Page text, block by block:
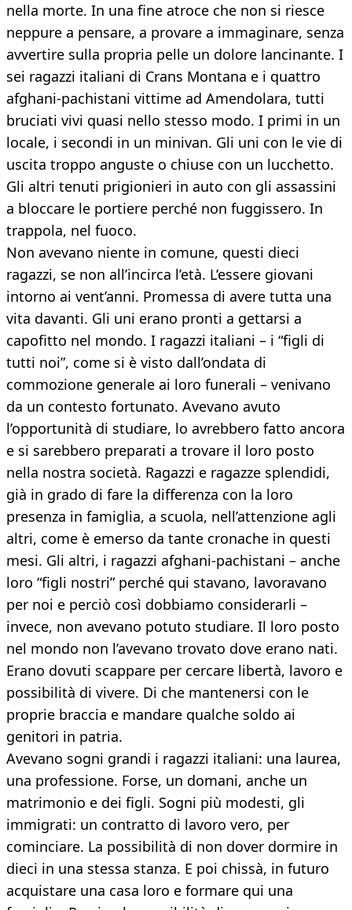
nella morte. In una fine atroce che non si riesce
neppure a pensare, a provare a immaginare, senza
avvertire sulla propria pelle un dolore lancinante. I
sei ragazzi italiani di Crans Montana e i quattro
afghani-pachistani vittime ad Amendolara, tutti
bruciati vivi quasi nello stesso modo. I primi in un
locale, i secondi in un minivan. Gli uni con le vie di
uscita troppo anguste o chiuse con un lucchetto.
Gli altri tenuti prigionieri in auto con gli assassini
a bloccare le portiere perché non fuggissero. In
trappola, nel fuoco.
Non avevano niente in comune, questi dieci
ragazzi, se non all’incirca l’età. L’essere giovani
intorno ai vent’anni. Promessa di avere tutta una
vita davanti. Gli uni erano pronti a gettarsi a
capofitto nel mondo. I ragazzi italiani – i “figli di
tutti noi”, come si è visto dall’ondata di
commozione generale ai loro funerali – venivano
da un contesto fortunato. Avevano avuto
l’opportunità di studiare, lo avrebbero fatto ancora
e si sarebbero preparati a trovare il loro posto
nella nostra società. Ragazzi e ragazze splendidi,
già in grado di fare la differenza con la loro
presenza in famiglia, a scuola, nell’attenzione agli
altri, come è emerso da tante cronache in questi
mesi. Gli altri, i ragazzi afghani-pachistani – anche
loro “figli nostri” perché qui stavano, lavoravano
per noi e perciò così dobbiamo considerarli –
invece, non avevano potuto studiare. Il loro posto
nel mondo non l’avevano trovato dove erano nati.
Erano dovuti scappare per cercare libertà, lavoro e
possibilità di vivere. Di che mantenersi con le
proprie braccia e mandare qualche soldo ai
genitori in patria.
Avevano sogni grandi i ragazzi italiani: una laurea,
una professione. Forse, un domani, anche un
matrimonio e dei figli. Sogni più modesti, gli
immigrati: un contratto di lavoro vero, per
cominciare. La possibilità di non dover dormire in
dieci in una stessa stanza. E poi chissà, in futuro
acquistare una casa loro e formare qui una